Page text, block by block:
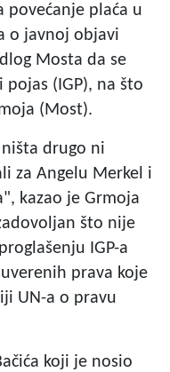
povećanje plaća u
o javnoj objavi
Mosta da se
(IGP), na što
(Most).
drugo ni
za Angelu Merkel i
kazao je Grmoja
što nije
IGP-a
prava koje
UN-a o pravu
koji je nosio